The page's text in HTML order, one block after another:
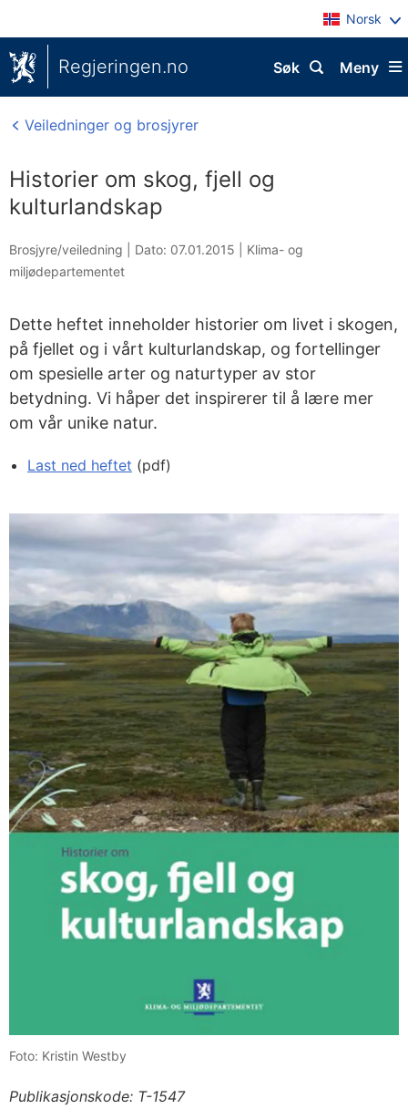
Norsk
Regjeringen.no Meny
Søk
Veiledninger og brosjyrer
Historier om skog, fjell og
kulturlandskap
Brosjyre/veiledning | Dato: 07.01.2015
Klima- og
miljødepartementet
Dette heftet inneholder historier om livet i skogen,
på fjellet og i vårt kulturlandskap, og fortellinger
om spesielle arter og naturtyper av stor
betydning. Vi håper det inspirerer til å lære mer
om vår unike natur.
Last ned heftet (pdf)
Foto: Kristin Westby
Publikasjonskode: T-1547